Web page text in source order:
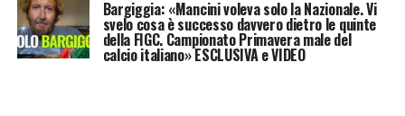
Bargiggia: «Mancini voleva solo la Nazionale. Vi
svelo cosa è successo davvero dietro le quinte
della FIGC. Campionato Primavera male del
calcio italiano» ESCLUSIVA e VIDEO